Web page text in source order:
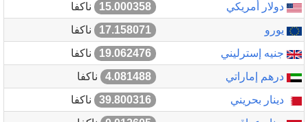
دولار أمريكي
15.000358
ناكفا
يورو
17.158071
ناكفا
جنيه إسترليني
19.062476
ناكفا
درهم إماراتي
4.081488
ناكفا
دينار بحريني
39.800316
ناكفا